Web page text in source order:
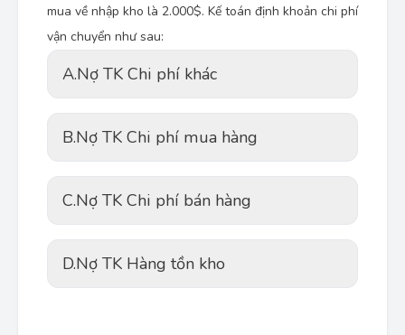
mua về nhập kho là 2.000$. Kế toán định khoản chi phí
vận chuyển như sau:
A.Nợ TK Chi phí khác
B.Nợ TK Chi phí mua hàng
C.Nợ TK Chi phí bán hàng
D.Nợ TK Hàng tồn kho